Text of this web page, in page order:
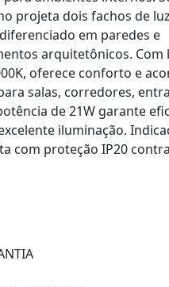
projeta dois fachos de
em paredes e
arquitetônicos. Com
oferece conforto e
salas, corredores,
de 21W garante
iluminação.
com proteção IP20